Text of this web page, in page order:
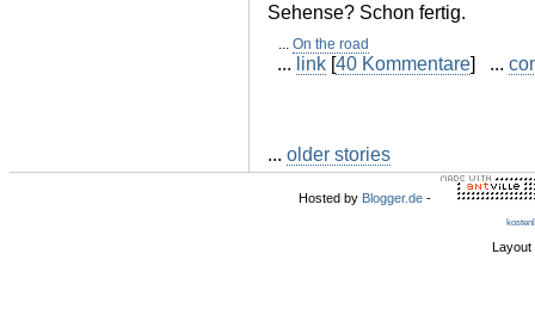
Sehense? Schon fertig.
... On the road
... link [40 Kommentare] ...
... older stories
Hosted by Blogger.de -